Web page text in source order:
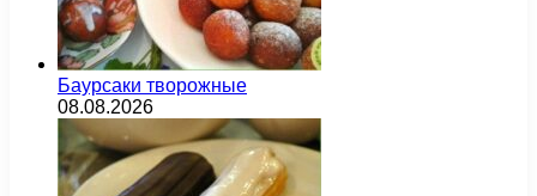
Баурсаки творожные
08.08.2026